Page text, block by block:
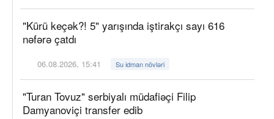
"Kürü keçək?! 5" yarışında iştirakçı sayı 616
nəfərə çatdı
06.08.2026, 15:41 Su idman növləri
"Turan Tovuz" serbiyalı müdafiəçi Filip
Damyanoviçi transfer edib